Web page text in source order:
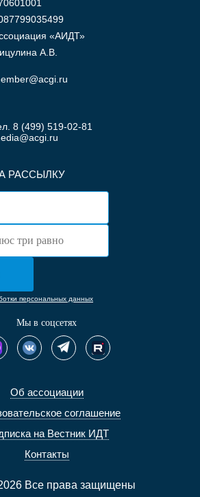
Об ассоциации
соглашение
на Вестник ИДТ
Контакты
Все права защищены
РАССЫЛКУ
персональных данных
Мы в соцсетях
«АИДТ»
А.В.
8 (499) 519-02-81